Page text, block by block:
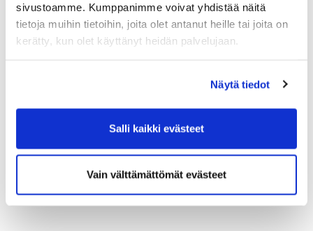
sivustoamme. Kumppanimme voivat yhdistää näitä
tietoja muihin tietoihin, joita olet antanut heille tai joita on
kerätty, kun olet käyttänyt heidän palvelujaan.
Näytä tiedot
Salli kaikki evästeet
Vain välttämättömät evästeet